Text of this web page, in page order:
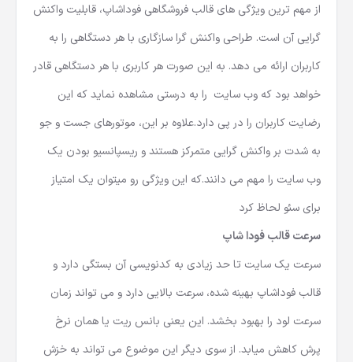
از مهم ترین ویژگی های قالب فروشگاهی فوداشاپ، قابلیت واکنش
گرایی آن است. طراحی واکنش گرا سازگاری با هر دستگاهی را به
کاربران ارائه می دهد. به این صورت هر کاربری با هر دستگاهی قادر
خواهد بود که وب سایت را به درستی مشاهده نماید که این
رضایت کاربران را در پی دارد.علاوه بر این، موتورهای جست و جو
به شدت بر واکنش گرایی متمرکز هستند و ریسپانسیو بودن یک
وب سایت را مهم می دانند.که این ویژگی رو میتوان یک امتیاز
برای سئو لحاظ کرد
سرعت قالب فودا شاپ
سرعت یک سایت تا حد زیادی به کدنویسی آن بستگی دارد و
قالب فوداشاپ بهینه شده، سرعت بالایی دارد و می تواند زمان
سرعت لود را بهبود بخشد. این یعنی بانس ریت یا همان نرخ
پرش کاهش میابد. از سوی دیگر این موضوع می تواند به خزش